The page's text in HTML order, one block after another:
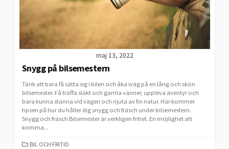
maj 13, 2022
Snygg på bilsemestern
Tänk att bara få sätta sig i bilen och åka iväg på en lång och skön
bilsemester. Få träffa släkt och gamla vänner, uppleva äventyr och
bara kunna stanna vid vägen och njuta av fin natur. Här kommer
tipsen på hur du håller dig snygg och fräsch under bilsemestern.
Snygg och fräsch Bilsemester är verkligen frihet. En möjlighet att
komma...
CATEGORIES
BIL OCH FRITID